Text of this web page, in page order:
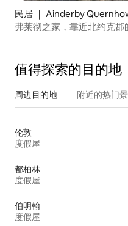
民居 ｜ Ainderby
弗莱彻之家，靠近北约克郡
值得探索的目的地
周边目的地 附近的热门
伦敦
度假屋
都柏林
度假屋
伯明翰
度假屋